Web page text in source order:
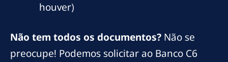
houver)
Não tem todos os documentos? Não se
preocupe! Podemos solicitar ao Banco C6